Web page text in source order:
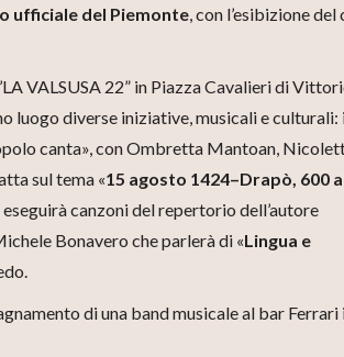
ufficiale del Piemonte, con l’esibizione del
VALSUSA 22” in Piazza Cavalieri di
luogo diverse iniziative, musicali e culturali:
canta», con Ombretta Mantoan,
sul tema «15 agosto 1424–Drapò, 600
canzoni del repertorio dell’autore
Bonavero che parlerà di «Lingua e
di una band musicale al bar Ferrari